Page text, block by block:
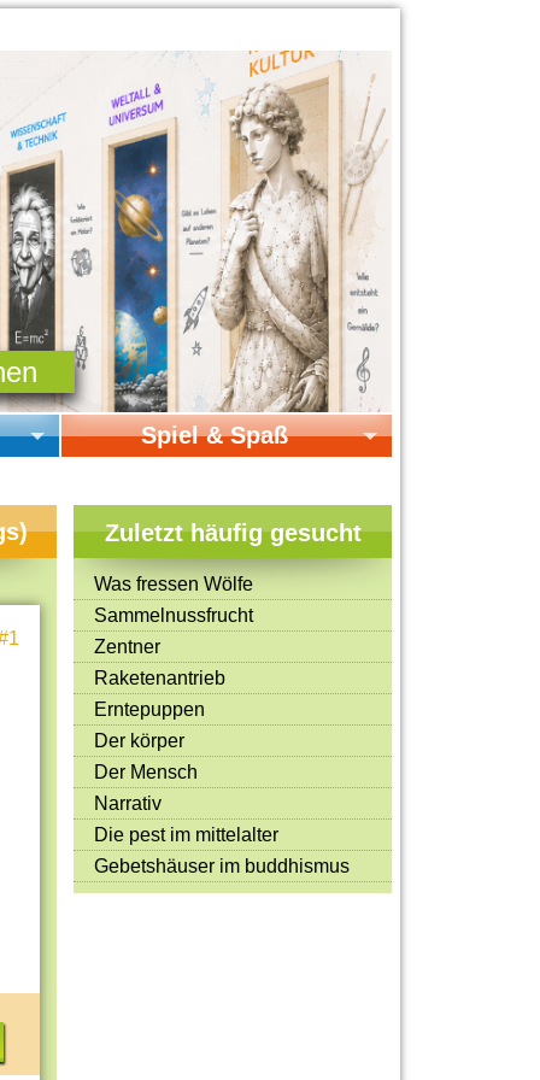
Spiel & Spaß
Online-Spiele
Mitmachen & Kreatives
Bücher & Filme
Quiz-Spiele
Spiele & Ideen
Jugendreporter
Rezeptideen
Game-Tests
Reisen, Events & Sport
E-Cards
Zuletzt häufig gesucht
Was fressen Wölfe
Sammelnussfrucht
Zentner
Raketenantrieb
Erntepuppen
Der körper
Der Mensch
Narrativ
Die pest im mittelalter
Gebetshäuser im buddhismus